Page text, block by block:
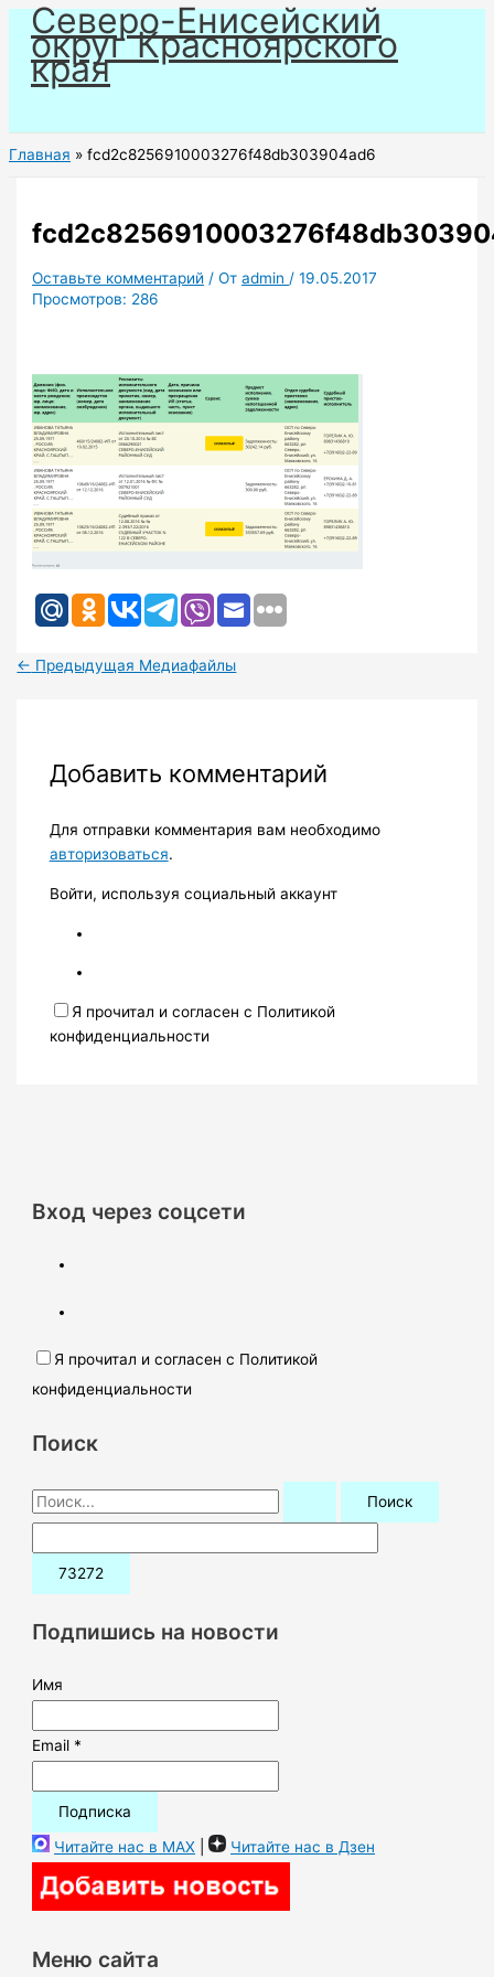
Перейти
содержимому
Северо-Енисейский
округ Красноярского
края
Главная fcd2c8256910003276f48db303904ad6
Оставьте комментарий / Отadmin /19.05.2017
Просмотров: 286
← Предыдущая Медиафайлы
Добавить комментарий
Для отправки комментария вам необходимо
авторизоваться.
Войти, используя социальный аккаунт
Я прочитал и согласен с Политикой
конфиденциальности
Вход через соцсети
Я прочитал и согласен с Политикой
конфиденциальности
Поиск
П
о
и
:Подпишись на новости
Имя
Email *
Читайте нас в MAX | Читайте нас в Дзен
Меню сайта